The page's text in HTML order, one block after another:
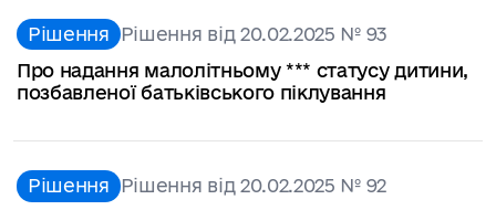
Рішення Рішення від 20.02.2025 № 93
Про надання малолітньому *** статусу дитини,
позбавленої батьківського піклування
Рішення Рішення від 20.02.2025 № 92